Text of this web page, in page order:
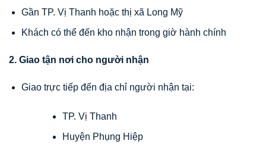
Gần TP. Vị Thanh hoặc thị xã Long Mỹ
Khách có thể đến kho nhận trong giờ hành chính
2. Giao tận nơi cho người nhận
Giao trực tiếp đến địa chỉ người nhận tại:
TP. Vị Thanh
Huyện Phụng Hiệp